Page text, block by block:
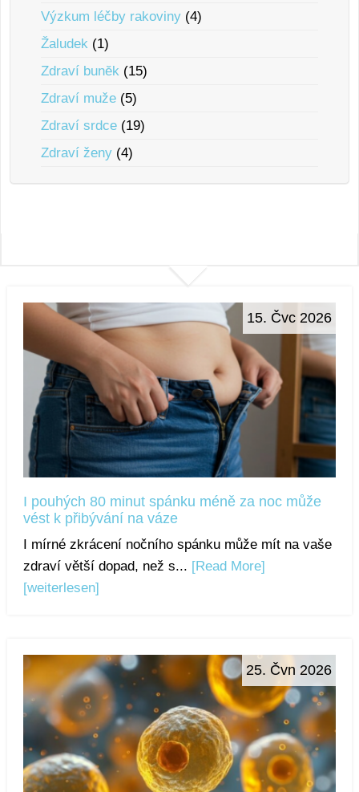
Výzkum léčby rakoviny (4)
Žaludek (1)
Zdraví bunĕk (15)
Zdraví muže (5)
Zdraví srdce (19)
Zdraví ženy (4)
15. Čvc 2026
I pouhých 80 minut spánku méně za noc může
vést k přibývání na váze
I mírné zkrácení nočního spánku může mít na vaše
zdraví větší dopad, než s... [Read More]
[weiterlesen]
25. Čvn 2026